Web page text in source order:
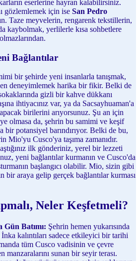
eserlerine hayran kalabilirsiniz.
gözlemlemek için ise San Pedro
Taze meyvelerin, rengarenk tekstillerin,
kaybolmak, yerlilerle kısa sohbetlere
Bağlantılar
bir şehirde yeni insanlarla tanışmak,
deneyimlemek harika bir fikir. Belki de
gizli bir kahve dükkanı
ihtiyacınız var, ya da Sacsayhuaman'a
birilerini arıyorsunuz. Şu an için
olmasa da, şehrin bu samimi ve keşif
potansiyel barındırıyor. Belki de bu,
Mio'yu Cusco'ya taşıma zamanıdır.
ilk gönderiniz, yerel bir lezzeti
yeni bağlantılar kurmanın ve Cusco'da
başlangıcı olabilir. Mio, sizin gibi
bir araya gelip gerçek bağlantılar kurması
Neler Keşfetmeli?
Gün Batımı: Şehrin hemen yukarısında
kalıntıları sadece etkileyici bir tarihi
tüm Cusco vadisinin ve çevre
manzaralarını sunan bir seyir terası.